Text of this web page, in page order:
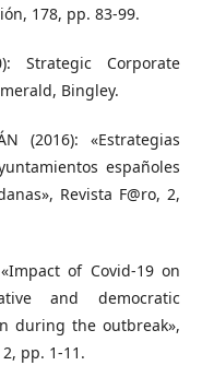
178, pp. 83-99.
Strategic Corporate
Bingley.
(2016): «Estrategias
españoles
Revista F@ro, 2,
«Impact of Covid-19 on
and democratic
during the outbreak»,
pp. 1-11.